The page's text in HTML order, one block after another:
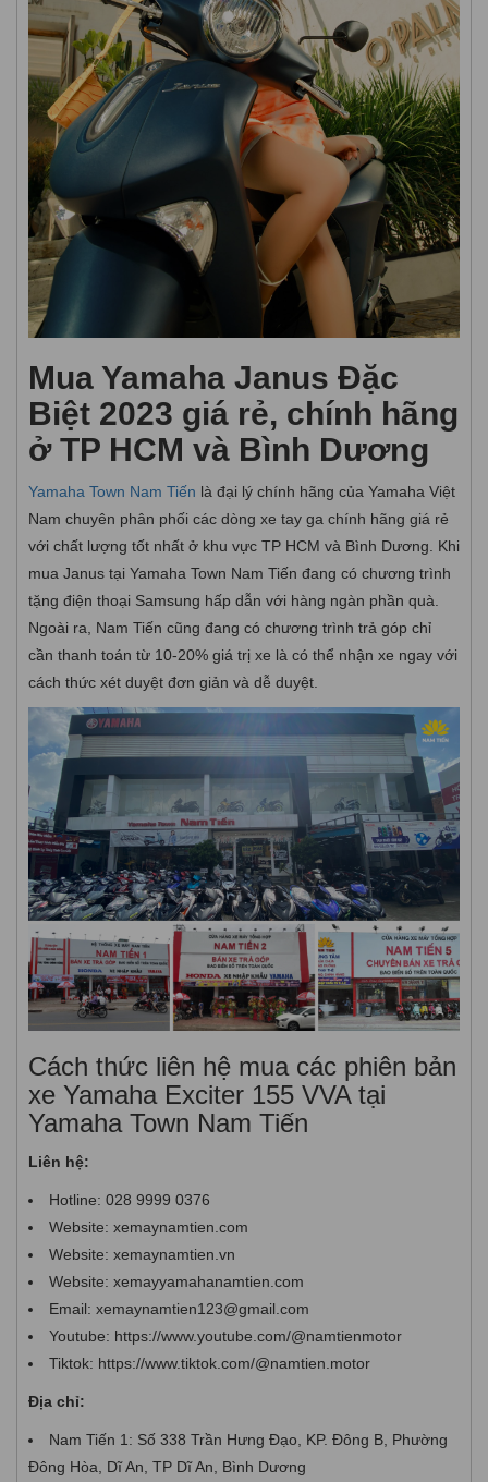
Mua Yamaha Janus Đặc
Biệt 2023 giá rẻ, chính hãng
ở TP HCM và Bình Dương
Yamaha Town Nam Tiến là đại lý chính hãng của Yamaha Việt
Nam chuyên phân phối các dòng xe tay ga chính hãng giá rẻ
với chất lượng tốt nhất ở khu vực TP HCM và Bình Dương. Khi
mua Janus tại Yamaha Town Nam Tiến đang có chương trình
tặng điện thoại Samsung hấp dẫn với hàng ngàn phần quà.
Ngoài ra, Nam Tiến cũng đang có chương trình trả góp chỉ
cần thanh toán từ 10-20% giá trị xe là có thể nhận xe ngay với
cách thức xét duyệt đơn giản và dễ duyệt.
Cách thức liên hệ mua các phiên bản
xe Yamaha Exciter 155 VVA tại
Yamaha Town Nam Tiến
Liên hệ:
Hotline: 028 9999 0376
Website: xemaynamtien.com
Website: xemaynamtien.vn
Website: xemayyamahanamtien.com
Email: xemaynamtien123@gmail.com
Youtube: https://www.youtube.com/@namtienmotor
Tiktok: https://www.tiktok.com/@namtien.motor
Địa chỉ:
Nam Tiến 1: Số 338 Trần Hưng Đạo, KP. Đông B, Phường
Đông Hòa, Dĩ An, TP Dĩ An, Bình Dương